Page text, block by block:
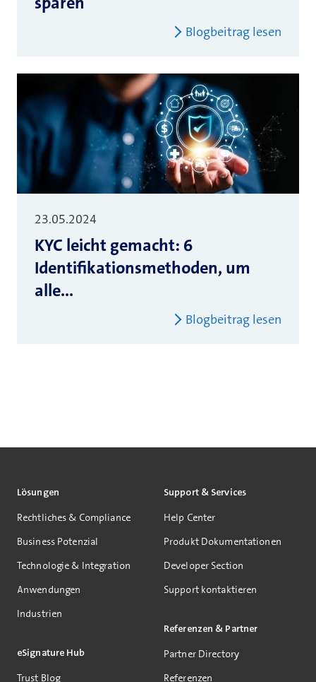
Blogbeitrag lesen
KYC leicht gemacht: 6
Identifikationsmethoden, um
alle...
23.05.2024
Blogbeitrag lesen
Lösungen
Rechtliches & Compliance
Business Potenzial
Technologie & Integration
Anwendungen
Industrien
eSignature Hub
Trust Blog
Support & Services
Help Center
Produkt Dokumentationen
Developer Section
Support kontaktieren
Referenzen & Partner
Partner Directory
Referenzen